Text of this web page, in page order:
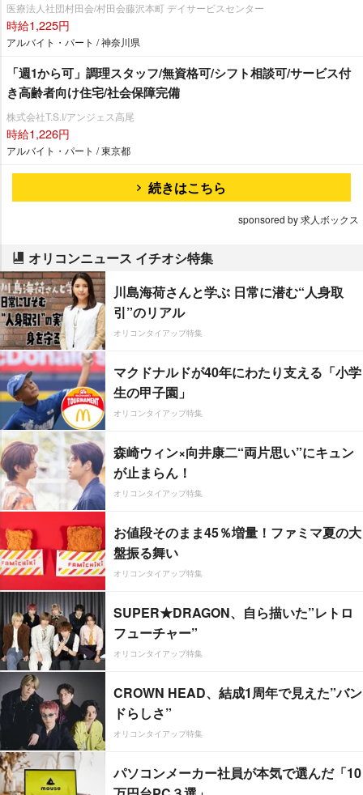
医療法人社団村田会/村田会藤沢本町 デイサービスセンター
時給1,225円
アルバイト・パート / 神奈川県
「週1から可」調理スタッフ/無資格可/シフト相談可/サービス付
き高齢者向け住宅/社会保障完備
株式会社T.S.I/アンジェス高尾
時給1,226円
アルバイト・パート / 東京都
続きはこちら
sponsored by 求人ボックス
オリコンニュース イチオシ特集
川島海荷さんと学ぶ 日常に潜む“人身取
引”のリアル
オリコンタイアップ特集
マクドナルドが40年にわたり支える「小学
生の甲子園」
オリコンタイアップ特集
森崎ウィン×向井康二“両片思い”にキュン
が止まらん！
オリコンタイアップ特集
お値段そのまま45％増量！ファミマ夏の大
盤振る舞い
オリコンタイアップ特集
SUPER★DRAGON、自ら描いた”レトロ
フューチャー”
オリコンタイアップ特集
CROWN HEAD、結成1周年で見えた”バン
ドらしさ”
オリコンタイアップ特集
パソコンメーカー社員が本気で選んだ「10